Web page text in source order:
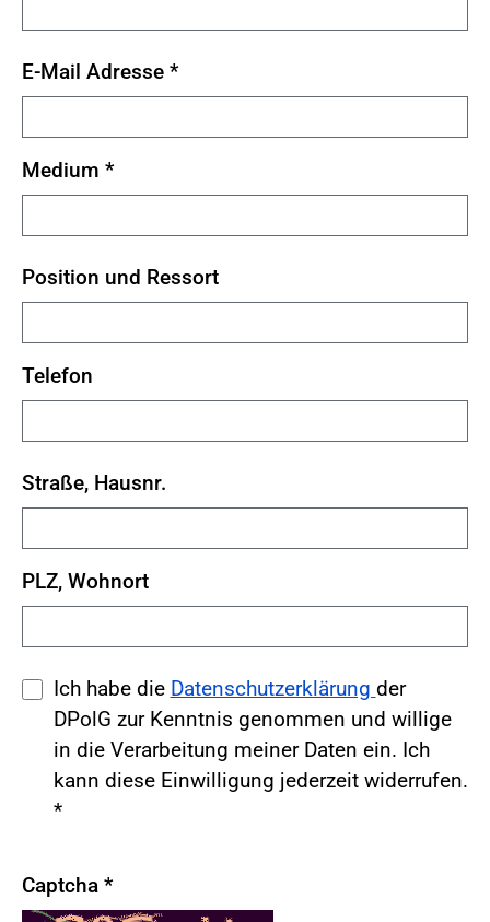
E-Mail Adresse *
Medium *
Position und Ressort
Telefon
Straße, Hausnr.
PLZ, Wohnort
Ich habe die Datenschutzerklärung der
DPolG zur Kenntnis genommen und willige
in die Verarbeitung meiner Daten ein. Ich
kann diese Einwilligung jederzeit widerrufen.
*
Captcha *